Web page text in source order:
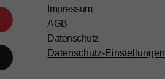
Impressum
AGB
Datenschutz
Datenschutz-Einstellungen